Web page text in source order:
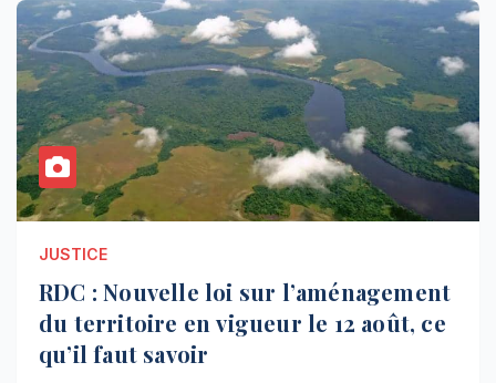
JUSTICE
RDC : Nouvelle loi sur l’aménagement
du territoire en vigueur le 12 août, ce
qu’il faut savoir